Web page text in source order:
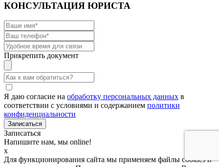
КОНСУЛЬТАЦИЯ ЮРИСТА
Прикрепить документ
Я даю согласие на обработку персональных данных в
соответствии с условиями и содержанием политики
конфиденциальности
Записаться
Напишите нам, мы online!
x
Для функционирования сайта мы применяем файлы cookies и